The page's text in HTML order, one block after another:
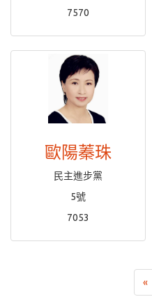
7570
歐陽蓁珠
民主進步黨
5號
7053
«